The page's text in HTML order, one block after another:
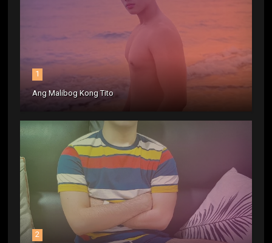
1
Ang Malibog Kong Tito
2